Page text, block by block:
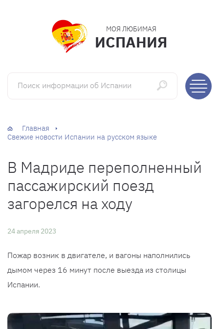
МОЯ ЛЮБИМАЯ
ИСПАНИЯ
Поиск информации об Испании
Главная
Свежие новости Испании на русском языке
В Мадриде переполненный
пассажирский поезд
загорелся на ходу
24 апреля 2023
Пожар возник в двигателе, и вагоны наполнились
дымом через 16 минут после выезда из столицы
Испании.